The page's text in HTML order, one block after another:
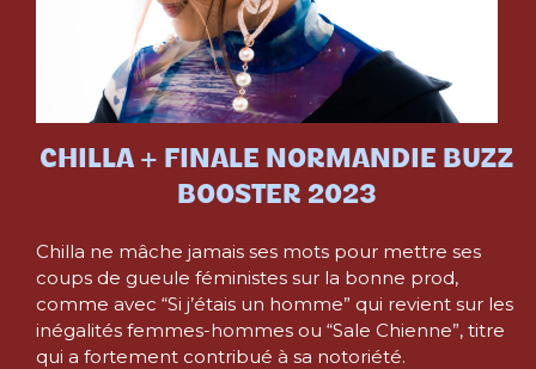
CHILLA + FINALE NORMANDIE BUZZ
BOOSTER 2023
Chilla ne mâche jamais ses mots pour mettre ses
coups de gueule féministes sur la bonne prod,
comme avec “Si j’étais un homme” qui revient sur les
inégalités femmes-hommes ou “Sale Chienne”, titre
qui a fortement contribué à sa notoriété.